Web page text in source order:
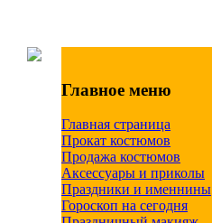
Главное меню
Главная страница
Прокат костюмов
Продажа костюмов
Аксессуары и приколы
Праздники и именнины
Гороскоп на сегодня